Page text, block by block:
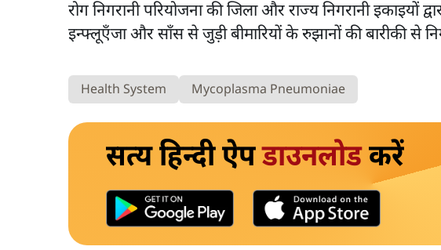
रोग निगरानी परियोजना की जिला और राज्य निगरानी इकाइयों
इन्फ्लूएँजा और साँस से जुड़ी बीमारियों के रुझानों की बारीकी से
Health System Mycoplasma Pneumoniae
सत्य हिन्दी ऐपडाउनलोडकरें